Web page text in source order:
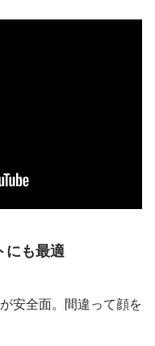
にも最適
安全面。間違って顔を